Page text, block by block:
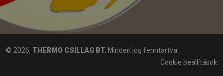
© 2026, THERMO CSILLAG BT. Minden jog fenntartva.
Cookie beállítások